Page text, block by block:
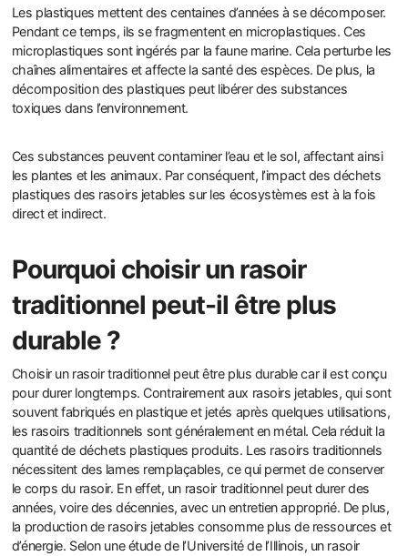
Les plastiques mettent des centaines d’années à se décomposer.
Pendant ce temps, ils se fragmentent en microplastiques. Ces
microplastiques sont ingérés par la faune marine. Cela perturbe les
chaînes alimentaires et affecte la santé des espèces. De plus, la
décomposition des plastiques peut libérer des substances
toxiques dans l’environnement.
Ces substances peuvent contaminer l’eau et le sol, affectant ainsi
les plantes et les animaux. Par conséquent, l’impact des déchets
plastiques des rasoirs jetables sur les écosystèmes est à la fois
direct et indirect.
Pourquoi choisir un rasoir
traditionnel peut-il être plus
durable ?
Choisir un rasoir traditionnel peut être plus durable car il est conçu
pour durer longtemps. Contrairement aux rasoirs jetables, qui sont
souvent fabriqués en plastique et jetés après quelques utilisations,
les rasoirs traditionnels sont généralement en métal. Cela réduit la
quantité de déchets plastiques produits. Les rasoirs traditionnels
nécessitent des lames remplaçables, ce qui permet de conserver
le corps du rasoir. En effet, un rasoir traditionnel peut durer des
années, voire des décennies, avec un entretien approprié. De plus,
la production de rasoirs jetables consomme plus de ressources et
d’énergie. Selon une étude de l’Université de l’Illinois, un rasoir